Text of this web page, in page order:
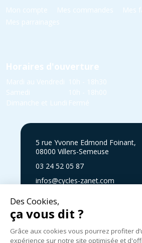
Mon compte Mes commandes Mes
Mes parrainages
Horaires d'ouverture
Mardi au Vendredi
10h - 18h30
Samedi
10h - 18h00
Dimanche et Lundi Fermé
5 rue Yvonne Edmond Foinant,
08000 Villers-Semeuse
03 24 52 05 87
infos@cycles-zanet.com
Suivez nous sur
Mentions légales | Politique de confidentialité
et retours |CGV|© 2024-2025 Cycles